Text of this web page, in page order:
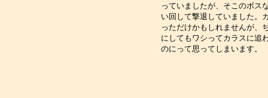
っていましたが、そこのボス
い回して撃退していました。
っただけかもしれませんが、
にしてもワシってカラスに追